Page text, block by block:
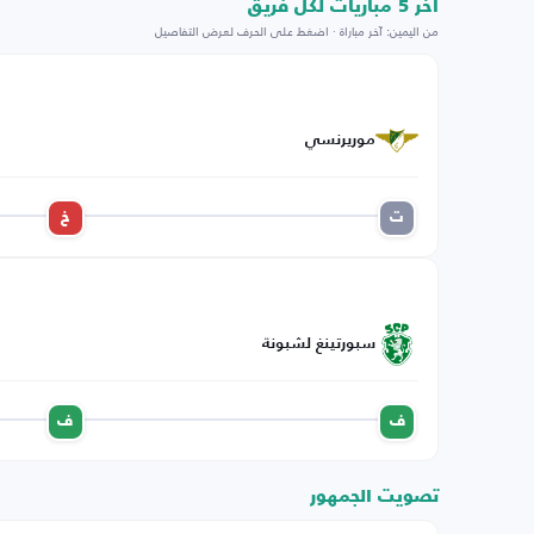
اخر 5 مباريات لكل فريق
من اليمين: آخر مباراة · اضغط على الحرف لعرض التفاصيل
موريرنسي
ت خ
سبورتينغ لشبونة
ف ف
تصويت الجمهور